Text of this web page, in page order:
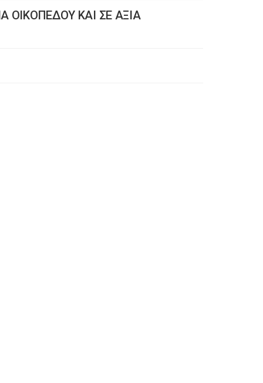
ΟΙΚΟΠΕΔΟΥ ΚΑΙ ΣΕ ΑΞΙΑ